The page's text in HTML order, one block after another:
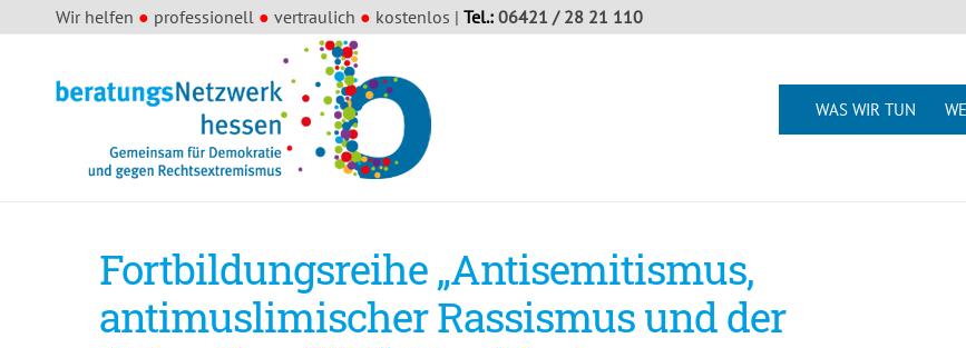
Wir helfen ● professionell ● vertraulich ● kostenlos | Tel.: 06421 / 28 21 110
WAS WIR TUN
Fortbildungsreihe „Antisemitismus,
antimuslimischer Rassismus und der